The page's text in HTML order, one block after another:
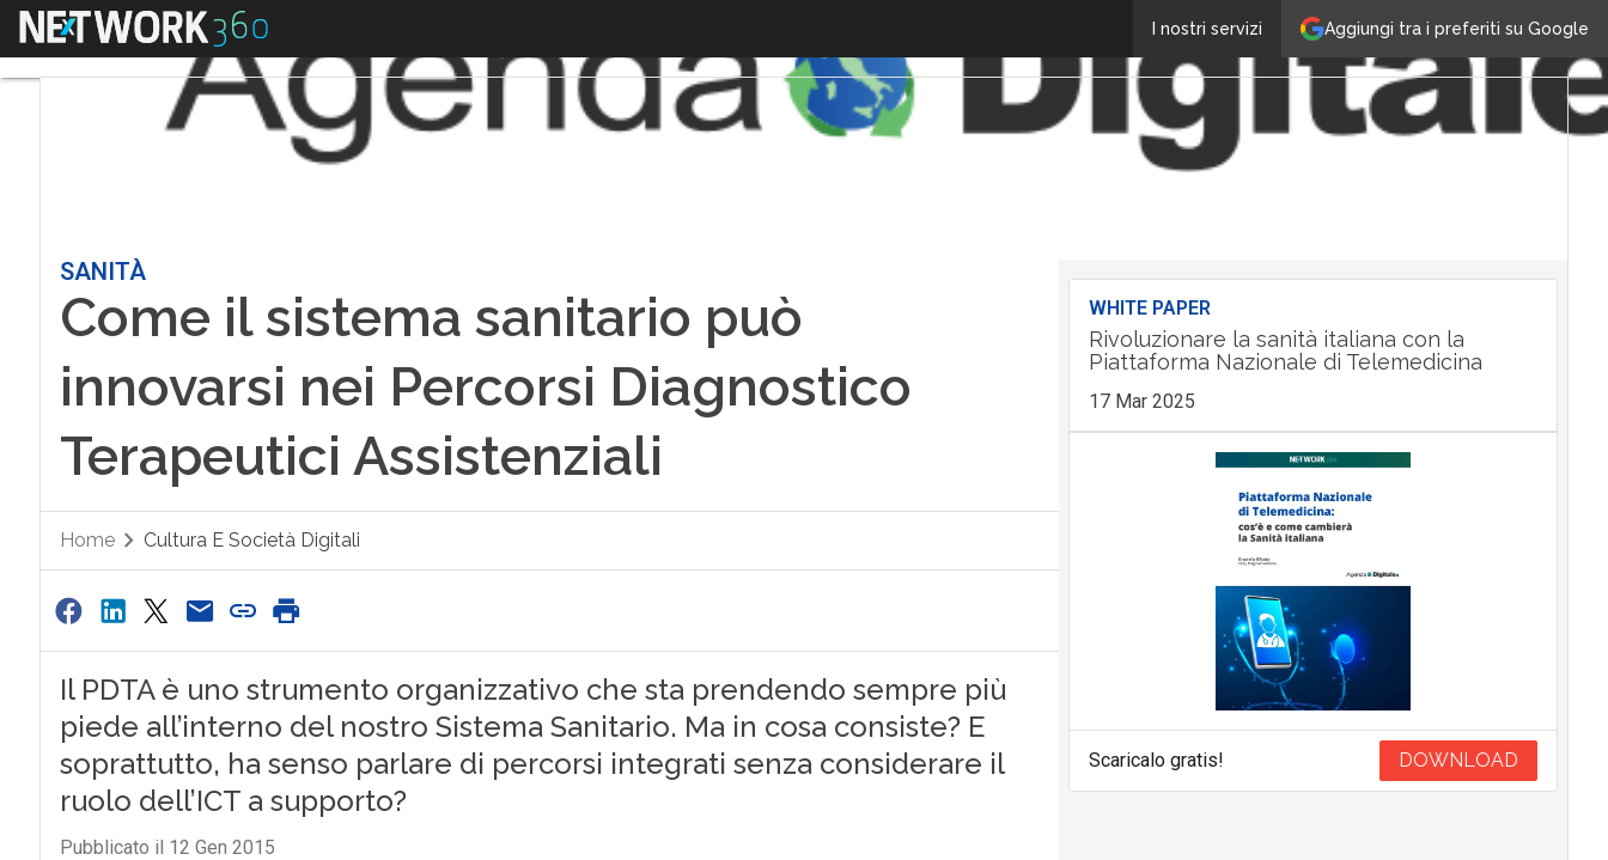
Aggiungi tra i preferiti su Google
I nostri servizi
Menu
SANITÀ
Come il sistema sanitario può
innovarsi nei Percorsi Diagnostico
Terapeutici Assistenziali
Home Cultura E Società Digitali
Il PDTA è uno strumento organizzativo che sta prendendo sempre più
piede all’interno del nostro Sistema Sanitario. Ma in cosa consiste? E
soprattutto, ha senso parlare di percorsi integrati senza considerare il
ruolo dell’ICT a supporto?
Pubblicato il 12 Gen 2015
WHITE PAPER
Rivoluzionare la sanità italiana con la
Piattaforma Nazionale di Telemedicina
17 Mar 2025
Scaricalo gratis! DOWNLOAD